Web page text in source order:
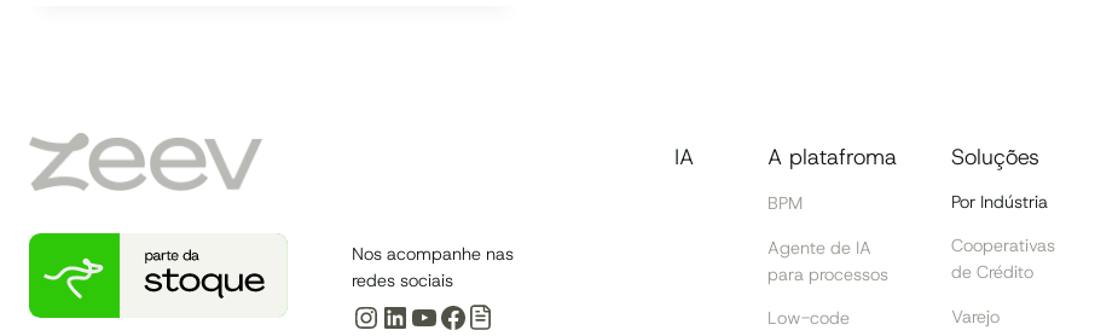
PRODUTIVIDADE?
DESCUBRA!
Nos acompanhe nas
redes sociais
Instagram
LinkedIn
Youtube
Facebook
IA A platafroma
BPM
Agente de IA
para processos
Low-code
Soluções
Por Indústria
Cooperativas
de Crédito
Varejo